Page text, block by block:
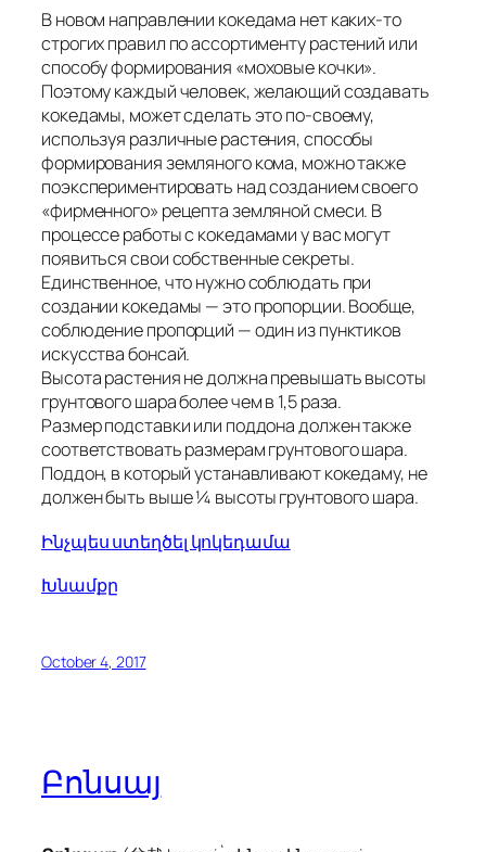
В новом направлении кокедама нет каких-то
строгих правил по ассортименту растений или
способу формирования «моховые кочки».
Поэтому каждый человек, желающий создавать
кокедамы, может сделать это по-своему,
используя различные растения, способы
формирования земляного кома, можно также
поэкспериментировать над созданием своего
«фирменного» рецепта земляной смеси. В
процессе работы с кокедамами у вас могут
появиться свои собственные секреты.
Единственное, что нужно соблюдать при
создании кокедамы — это пропорции. Вообще,
соблюдение пропорций — один из пунктиков
искусства бонсай.
Высота растения не должна превышать высоты
грунтового шара более чем в 1,5 раза.
Размер подставки или поддона должен также
соответствовать размерам грунтового шара.
Поддон, в который устанавливают кокедаму, не
должен быть выше ¼ высоты грунтового шара.
Ինչպես ստեղծել կոկեդամա
Խնամքը
October 4, 2017
Բոնսայ